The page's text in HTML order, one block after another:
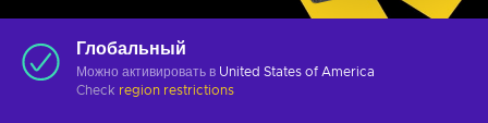
Глобальный
Можно активировать в United States of America
Check region restrictions